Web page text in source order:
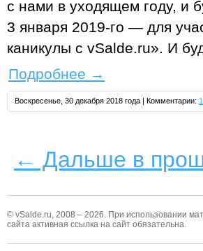
с нами в уходящем году, и
3 января 2019‑го — для
каникулы с vSalde.ru». И
Подробнее →
Воскресенье, 30 декабря 2018 года | Комментарии:
← Дальше в
© vSalde.ru, 2008 – 2026. При использовании
сайта активная ссылка на сайт обязательна.